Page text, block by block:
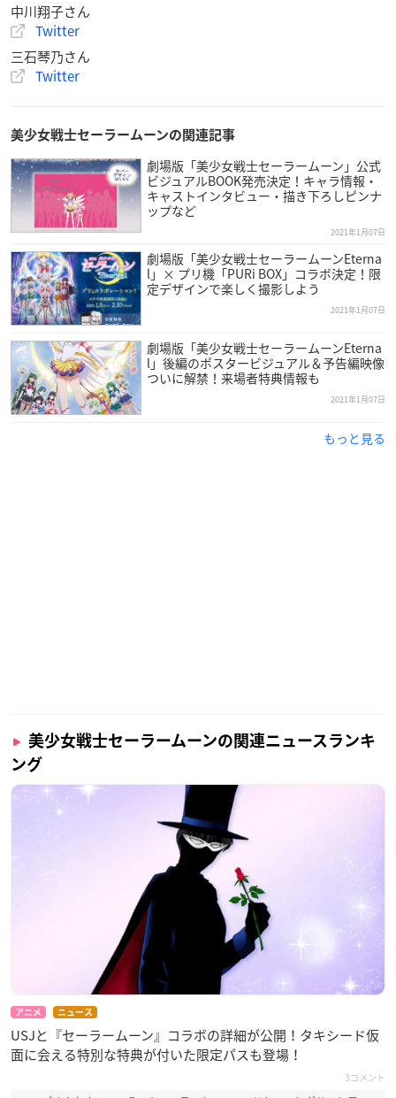
中川翔子さん
Twitter
三石琴乃さん
Twitter
美少女戦士セーラームーンの関連記事
劇場版「美少女戦士セーラームーン」公式
ビジュアルBOOK発売決定！キャラ情報・
キャストインタビュー・描き下ろしピンナ
ップなど
2021年1月07日
劇場版「美少女戦士セーラームーンEterna
l」× プリ機「PURi BOX」コラボ決定！限
定デザインで楽しく撮影しよう
2021年1月07日
劇場版「美少女戦士セーラームーンEterna
l」後編のポスタービジュアル＆予告編映像
ついに解禁！来場者特典情報も
2021年1月07日
もっと見る
美少女戦士セーラームーンの関連ニュースランキ
ング
アニメ ニュース
USJと『セーラームーン』コラボの詳細が公開！タキシード仮
面に会える特別な特典が付いた限定パスも登場！
3コメント